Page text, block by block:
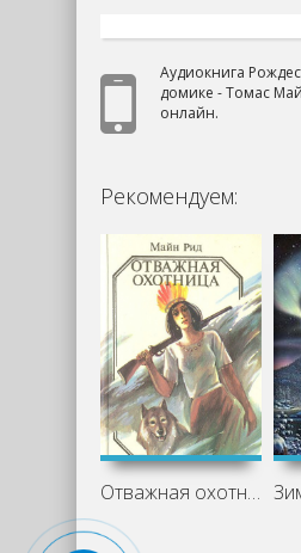
Аудиокнига
домике - Томас
онлайн.
Рекомендуем:
Отважная охотница - Майн Рид